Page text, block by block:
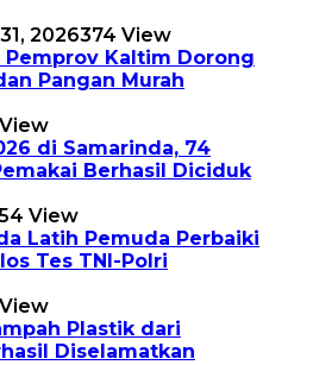
2026374 View
Kaltim Dorong
Pangan Murah
di Samarinda, 74
Berhasil Diciduk
View
Latih Pemuda Perbaiki
Tes TNI-Polri
Plastik dari
Diselamatkan